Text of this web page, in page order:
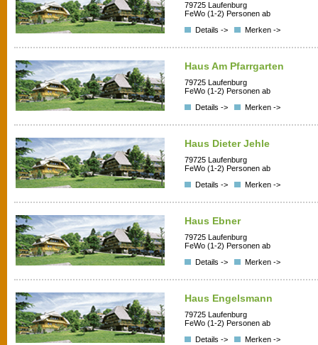
79725 Laufenburg
FeWo (1-2) Personen ab
Details ->
Merken ->
Haus Am Pfarrgarten
79725 Laufenburg
FeWo (1-2) Personen ab
Details ->
Merken ->
Haus Dieter Jehle
79725 Laufenburg
FeWo (1-2) Personen ab
Details ->
Merken ->
Haus Ebner
79725 Laufenburg
FeWo (1-2) Personen ab
Details ->
Merken ->
Haus Engelsmann
79725 Laufenburg
FeWo (1-2) Personen ab
Details ->
Merken ->